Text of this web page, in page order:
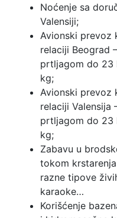
Noćenje sa
Valensiji;
Avionski prevoz
relaciji Beograd
prtljagom do 23
kg;
Avionski prevoz
relaciji Valensija
prtljagom do 23
kg;
Zabavu u
tokom
razne tipove
karaoke…
Korišćenje